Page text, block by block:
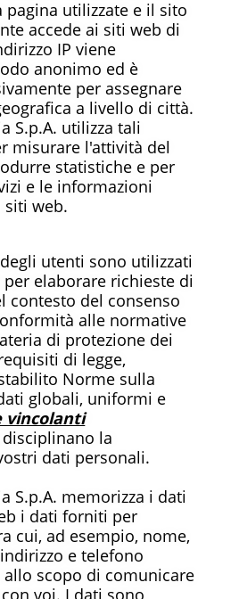
utilizzate e il sito
accede ai siti web di
IP viene
anonimo ed è
per assegnare
a livello di città.
S.p.A. utilizza tali
misurare l'attività del
statistiche e per
e le informazioni
web.
utenti sono utilizzati
elaborare richieste di
contesto del consenso
alle normative
di protezione dei
di legge,
Norme sulla
globali, uniformi e
vincolanti
disciplinano la
dati personali.
S.p.A. memorizza i dati
i dati forniti per
cui, ad esempio, nome,
e telefono
allo scopo di comunicare
voi. I dati sono